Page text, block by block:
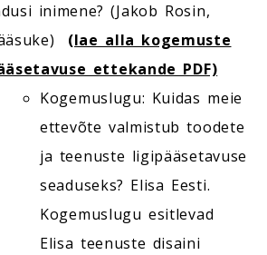
inimene? (Jakob Rosin,
(lae alla kogemuste
ettekande PDF)
Kogemuslugu: Kuidas meie
ettevõte valmistub toodete
ja teenuste ligipääsetavuse
seaduseks? Elisa Eesti.
Kogemuslugu esitlevad
Elisa teenuste disaini